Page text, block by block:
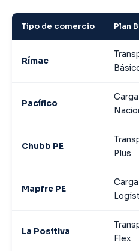
Tipo de comercio Plan
Rímac
Pacífico
Carga
Chubb PE
Plus
Mapfre PE
La Positiva
Flex